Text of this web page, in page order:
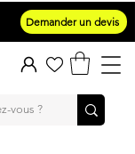
Demander un devis